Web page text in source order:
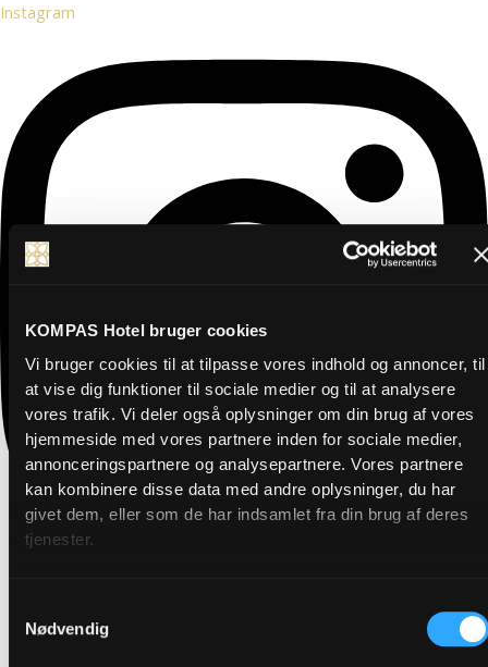
KOMPAS Hotel bruger cookies
Vi bruger cookies til at tilpasse vores indhold og annoncer, til
at vise dig funktioner til sociale medier og til at analysere
vores trafik. Vi deler også oplysninger om din brug af vores
hjemmeside med vores partnere inden for sociale medier,
annonceringspartnere og analysepartnere. Vores partnere
kan kombinere disse data med andre oplysninger, du har
givet dem, eller som de har indsamlet fra din brug af deres
tjenester.
Nødvendig
Instagram